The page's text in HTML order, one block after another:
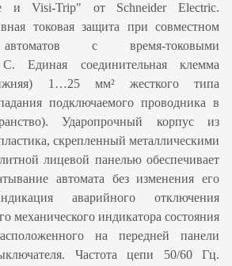
Electric.
токовая защита при совместном
автоматов с время-токовыми
С. Единая соединительная клемма
1…25 мм² жесткого типа
подключаемого проводника в
Ударопрочный корпус из
скрепленный металлическими
лицевой панелью обеспечивает
аварийного отключения
механического индикатора состояния
на передней панели
Частота цепи 50/60 Гц.